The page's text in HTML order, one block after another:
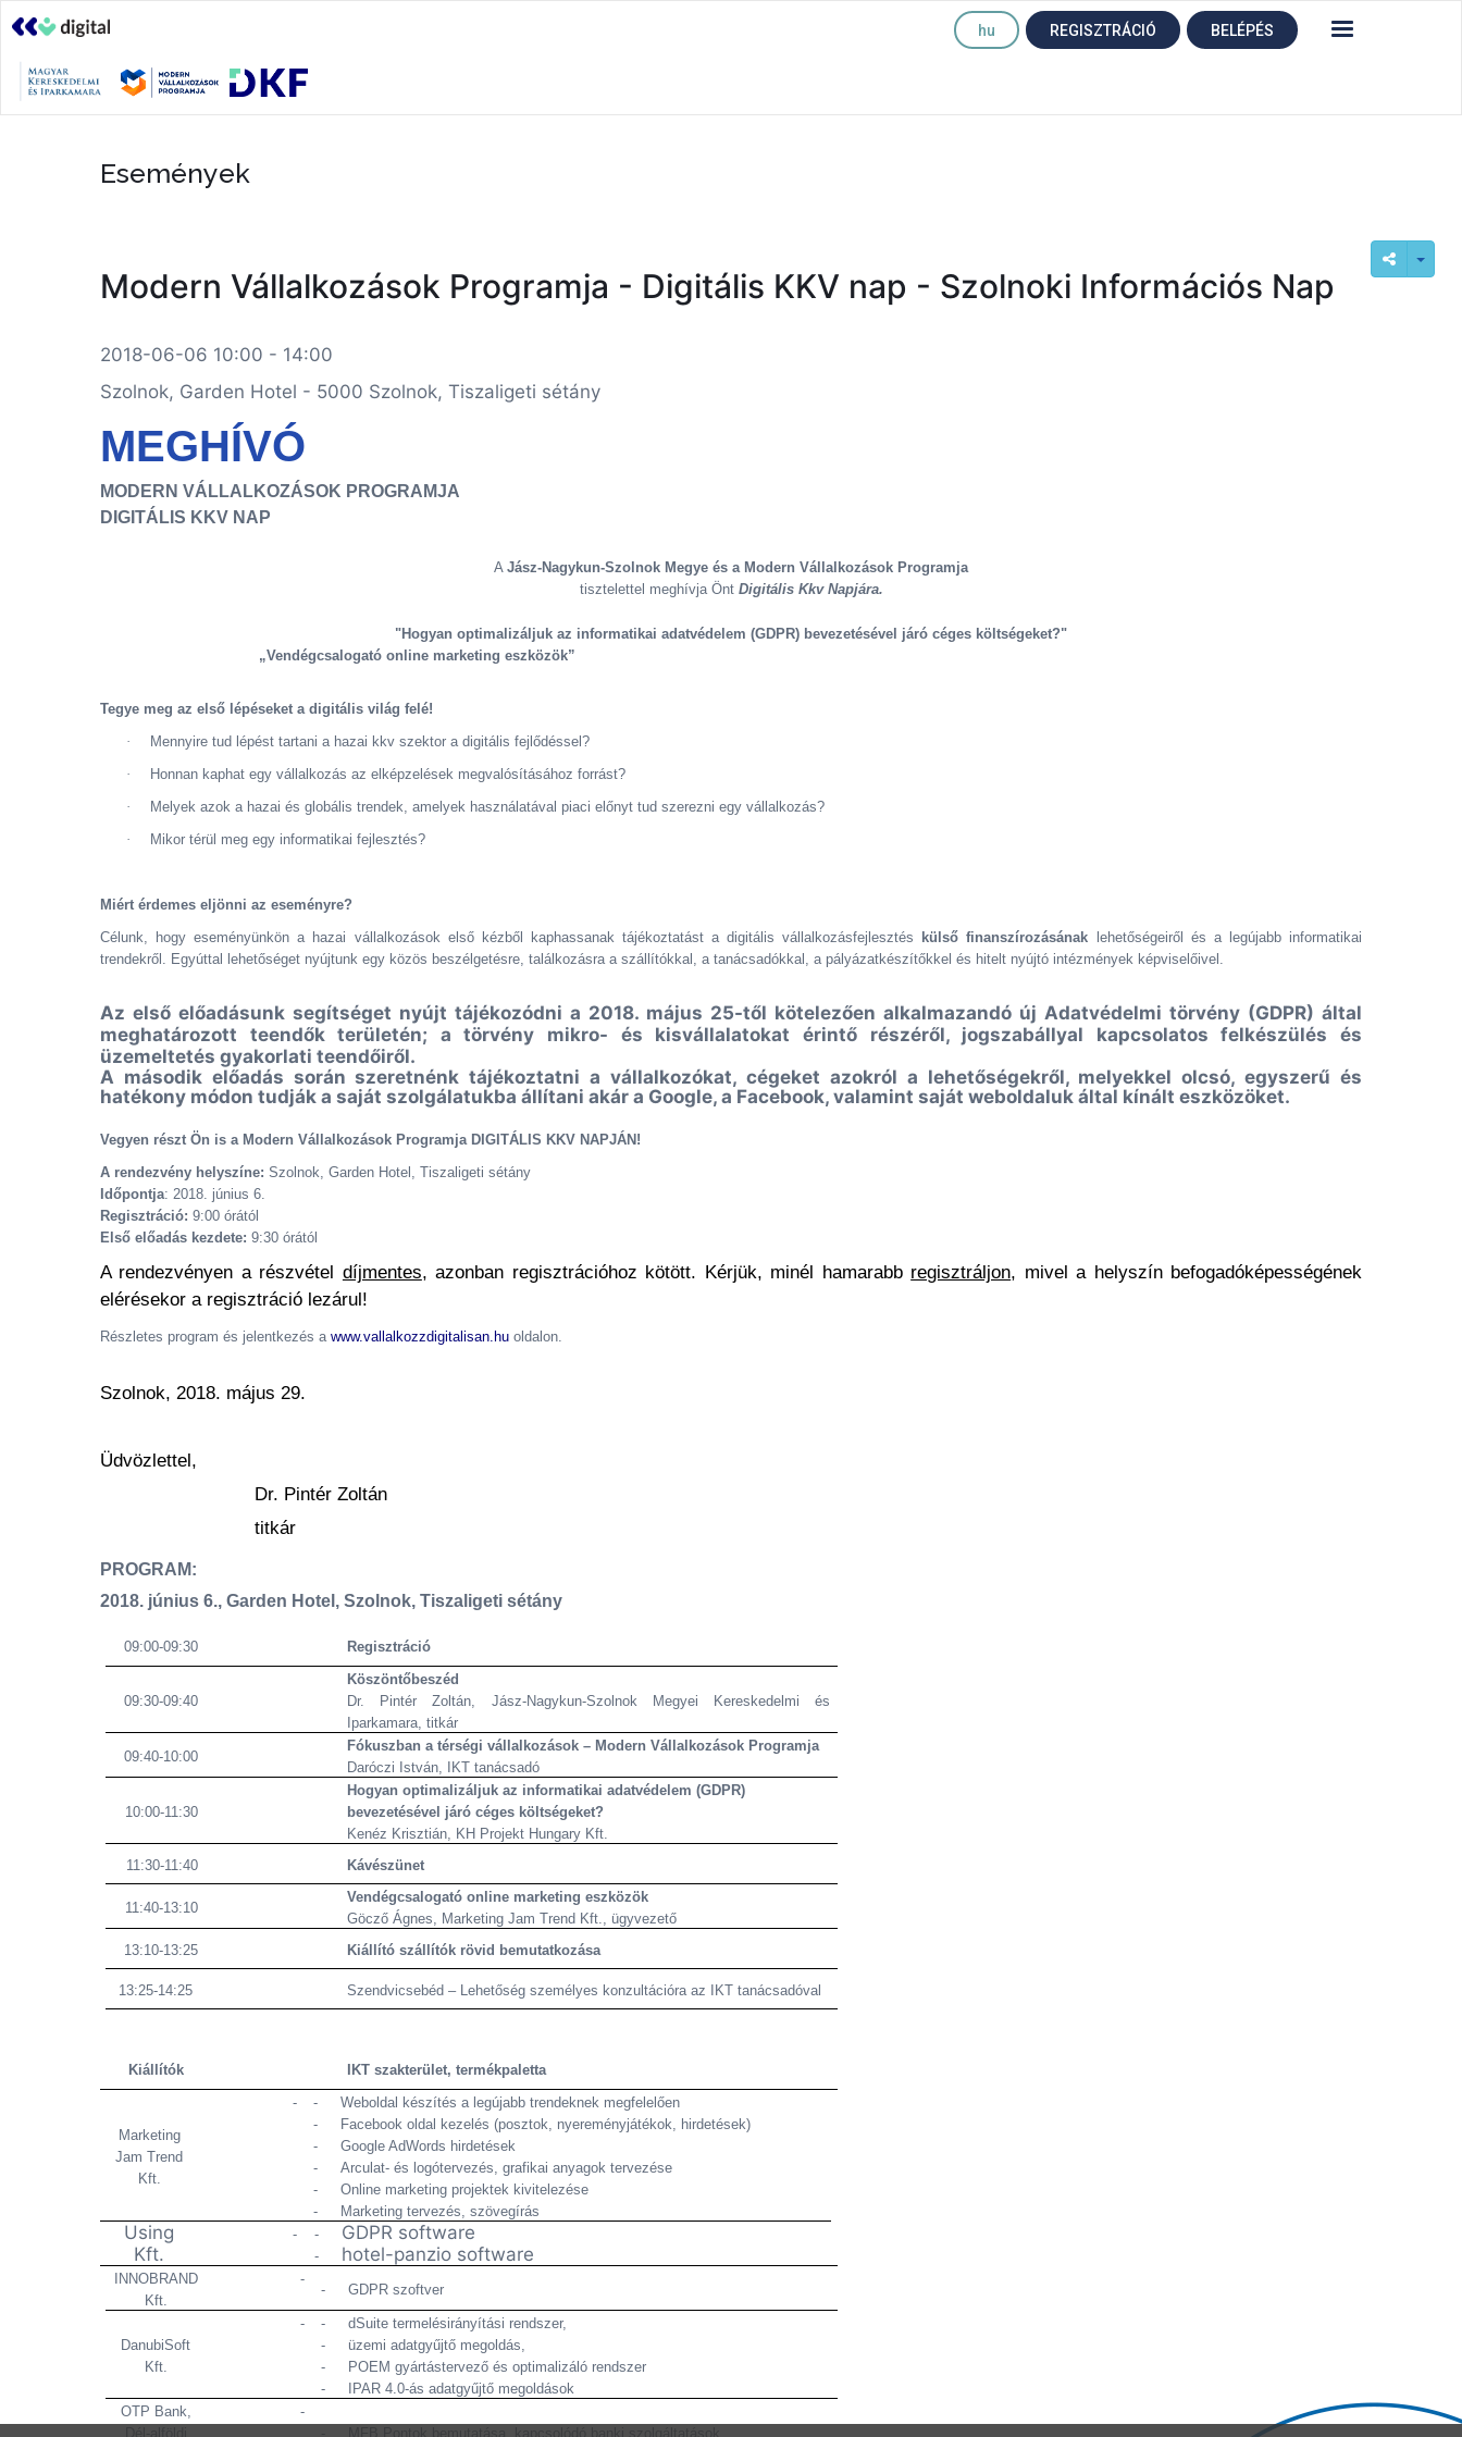
hu REGISZTRÁCIÓ BELÉPÉS
Események
Modern Vállalkozások Programja - Digitális KKV nap - Szolnoki Információs Nap
2018-06-06 10:00 - 14:00
Szolnok, Garden Hotel - 5000 Szolnok, Tiszaligeti sétány
MEGHÍVÓ
MODERN VÁLLALKOZÁSOK PROGRAMJA
DIGITÁLIS KKV NAP
A Jász-Nagykun-Szolnok Megye és a Modern Vállalkozások Programja
tisztelettel meghívja Önt Digitális Kkv Napjára.
"Hogyan optimalizáljuk az informatikai adatvédelem (GDPR) bevezetésével járó céges költségeket?"
„Vendégcsalogató online marketing eszközök”
Tegye meg az első lépéseket a digitális világ felé!
·
Mennyire tud lépést tartani a hazai kkv szektor a digitális fejlődéssel?
·
Honnan kaphat egy vállalkozás az elképzelések megvalósításához forrást?
·
Melyek azok a hazai és globális trendek, amelyek használatával piaci előnyt tud szerezni egy vállalkozás?
·
Mikor térül meg egy informatikai fejlesztés?
Miért érdemes eljönni az eseményre?
Célunk, hogy eseményünkön a hazai vállalkozások első kézből kaphassanak tájékoztatást a digitális vállalkozásfejlesztés
külső finanszírozásának lehetőségeiről és a legújabb informatikai
trendekről. Egyúttal lehetőséget nyújtunk egy közös beszélgetésre, találkozásra a szállítókkal, a tanácsadókkal, a pályázatkészítőkkel és hitelt nyújtó intézmények képviselőivel.
Az első előadásunk segítséget nyújt tájékozódni a 2018. május 25-től kötelezően alkalmazandó új Adatvédelmi törvény (GDPR) által
meghatározott teendők területén; a törvény mikro- és kisvállalatokat érintő részéről, jogszabállyal kapcsolatos felkészülés és
üzemeltetés gyakorlati teendőiről.
A második előadás során szeretnénk tájékoztatni a vállalkozókat, cégeket azokról a lehetőségekről, melyekkel olcsó, egyszerű és
hatékony módon tudják a saját szolgálatukba állítani akár a Google, a Facebook, valamint saját weboldaluk által kínált eszközöket.
Vegyen részt Ön is a Modern Vállalkozások Programja DIGITÁLIS KKV NAPJÁN!
A rendezvény helyszíne: Szolnok, Garden Hotel, Tiszaligeti sétány
Időpontja: 2018. június 6.
Regisztráció: 9:00 órától
Első előadás kezdete: 9:30 órától
A rendezvényen a részvétel díjmentes, azonban regisztrációhoz kötött. Kérjük, minél hamarabb regisztráljon, mivel a helyszín befogadóképességének
elérésekor a regisztráció lezárul!
Részletes program és jelentkezés a www.vallalkozzdigitalisan.hu oldalon.
Szolnok, 2018. május 29.
Üdvözlettel,
Dr. Pintér Zoltán
titkár
PROGRAM:
2018. június 6., Garden Hotel, Szolnok, Tiszaligeti sétány
09:00-09:30 Regisztráció
09:30-09:40
Köszöntőbeszéd
Dr. Pintér Zoltán, Jász-Nagykun-Szolnok Megyei Kereskedelmi és
Iparkamara, titkár
09:40-10:00
Fókuszban a térségi vállalkozások – Modern Vállalkozások Programja
Daróczi István, IKT tanácsadó
10:00-11:30
Hogyan optimalizáljuk az informatikai adatvédelem (GDPR)
bevezetésével járó céges költségeket?
Kenéz Krisztián, KH Projekt Hungary Kft.
11:30-11:40
Kávészünet
11:40-13:10
Vendégcsalogató online marketing eszközök
Göcző Ágnes, Marketing Jam Trend Kft., ügyvezető
13:10-13:25
Kiállító szállítók rövid bemutatkozása
13:25-14:25 Szendvicsebéd – Lehetőség személyes konzultációra az IKT tanácsadóval
Kiállítók IKT szakterület, termékpaletta
Marketing
Jam Trend
Kft.
- -
Weboldal készítés a legújabb trendeknek megfelelően
-
Facebook oldal kezelés (posztok, nyereményjátékok, hirdetések)
-
Google AdWords hirdetések
-
Arculat- és logótervezés, grafikai anyagok tervezése
-
Online marketing projektek kivitelezése
-
Marketing tervezés, szövegírás
Using
Kft.
- - GDPR software
- hotel-panzio software
INNOBRAND
Kft.
-
- GDPR szoftver
DanubiSoft
Kft.
- -
dSuite termelésirányítási rendszer,
-
üzemi adatgyűjtő megoldás,
-
POEM gyártástervező és optimalizáló rendszer
-
IPAR 4.0-ás adatgyűjtő megoldások
OTP Bank,
-